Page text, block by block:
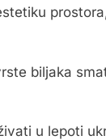
biljaka
u lepoti